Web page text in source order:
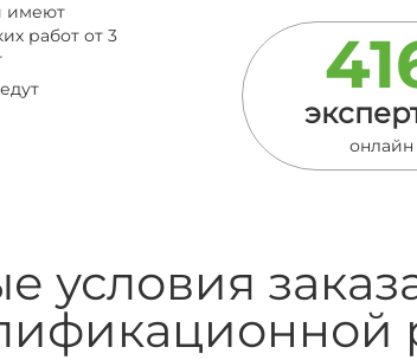
имеют
работ от 3
онлайн
условия